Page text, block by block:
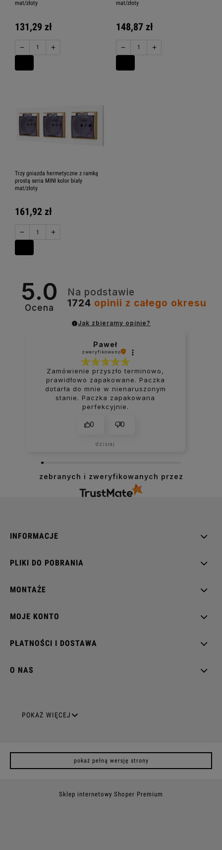
mat/złoty
131,29 zł
− +
mat/złoty
148,87 zł
− +
Trzy gniazda hermetyczne z ramką
prostą seria MINI kolor biały
mat/złoty
161,92 zł
− +
5.0
Ocena
Na podstawie
1724 opinii z całego okresu
Jak zbieramy opinie?
Paweł
zweryfikowano
Zamówienie przyszło terminowo,
prawidłowo zapakowane. Paczka
dotarła do mnie w nienaruszonym
stanie. Paczka zapakowana
perfekcyjnie.
0 0
dzisiaj
zebranych i zweryfikowanych przez
INFORMACJE
PLIKI DO POBRANIA
MONTAŻE
MOJE KONTO
PŁATNOŚCI I DOSTAWA
O NAS
GNIAZDA ELEKTRYCZNE
Gniazda podwójne z uziemieniem
POKAŻ WIĘCEJ
pokaż pełną wersję strony
Sklep internetowy Shoper Premium